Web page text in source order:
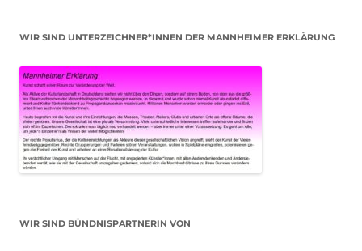
WIR SIND UNTERZEICHNER*INNEN DER MANNHEIMER ERKLÄRUNG
WIR SIND BÜNDNISPARTNERIN VON